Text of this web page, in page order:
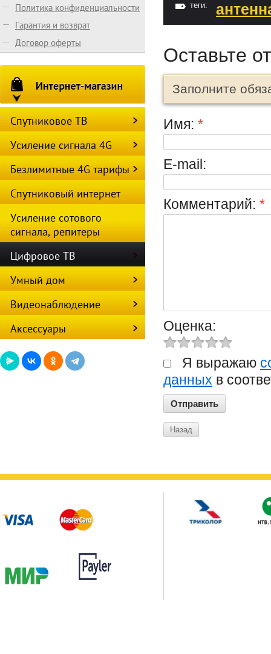
теги:
Оставьте
Заполните
Имя: *
E-mail:
Комментарий: *
Оценка:
Я выражаю
данных в
Назад
Политика конфиденциальности
Гарантия и возврат
Договор оферты
Спутниковое ТВ
Усиление сигнала 4G
Безлимитные 4G тарифы
Спутниковый интернет
Усиление сотового
сигнала, репитеры
Цифровое ТВ
Умный дом
Видеонаблюдение
Аксессуары